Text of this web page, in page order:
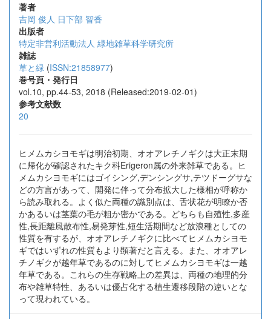
著者
吉岡 俊人 日下部 智香
出版者
特定非営利活動法人 緑地雑草科学研究所
雑誌
草と緑 (ISSN:21858977)
巻号頁・発行日
vol.10, pp.44-53, 2018 (Released:2019-02-01)
参考文献数
20
ヒメムカシヨモギは明治初期、オオアレチノギクは大正末期
に帰化が確認されたキク科Erigeron属の外来雑草である。ヒ
メムカシヨモギにはゴイシング,デンシングサ,テツドーグサな
どの方言があって、開発に伴って分布拡大した様相が呼称か
ら読み取れる。よく似た両種の識別点は、舌状花が明瞭か否
かあるいは茎葉の毛が粗か密かである。どちらも自殖性,多産
性,長距離風散布性,易発芽性,短生活期間など放浪種としての
性質を有するが、オオアレチノギクに比べてヒメムカシヨモ
ギではいずれの性質もより顕著だと言える。また、オオアレ
チノギクが越年草であるのに対してヒメムカシヨモギは一越
年草である。これらの生存戦略上の差異は、両種の地理的分
布や雑草特性、あるいは優占化する植生遷移段階の違いとな
って現われている。